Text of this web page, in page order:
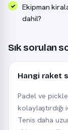
Ekipman
dahil?
Sık sorulan
Hangi raket
Padel ve
kolaylaştırdığı
Tenis daha